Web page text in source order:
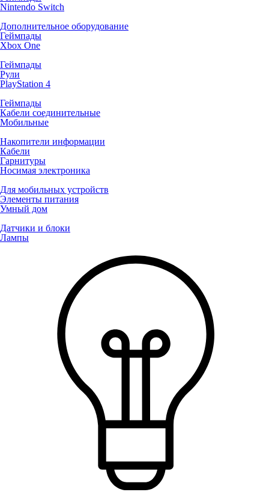
Nintendo Switch
Дополнительное оборудование
Геймпады
Xbox One
Геймпады
Рули
PlayStation 4
Геймпады
Кабели соединительные
Мобильные
Накопители информации
Кабели
Гарнитуры
Носимая электроника
Для мобильных устройств
Элементы питания
Умный дом
Датчики и блоки
Лампы